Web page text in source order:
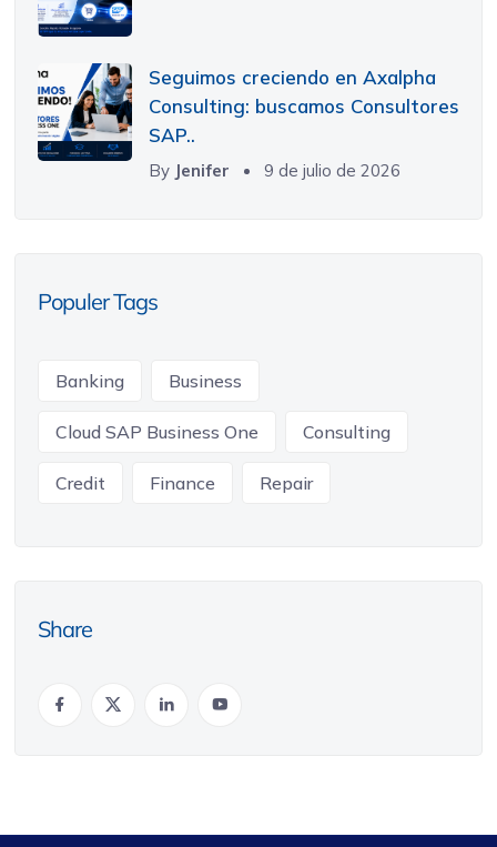
Seguimos creciendo en Axalpha
Consulting: buscamos Consultores
SAP..
By Jenifer 9 de julio de 2026
Populer Tags
Banking Business
Cloud SAP Business One Consulting
Credit Finance Repair
Share